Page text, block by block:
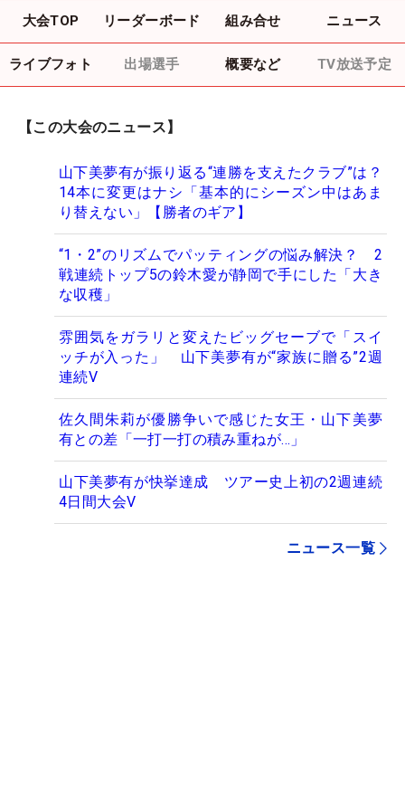
大会TOP リーダーボード 組み合せ ニュース
ライブフォト 出場選手 概要など TV放送予定
【この大会のニュース】
山下美夢有が振り返る“連勝を支えたクラブ”は？
14本に変更はナシ「基本的にシーズン中はあま
り替えない」【勝者のギア】
“1・2”のリズムでパッティングの悩み解決？ 2
戦連続トップ5の鈴木愛が静岡で手にした「大き
な収穫」
雰囲気をガラリと変えたビッグセーブで「スイ
ッチが入った」 山下美夢有が“家族に贈る”2週
連続V
佐久間朱莉が優勝争いで感じた女王・山下美夢
有との差「一打一打の積み重ねが…」
山下美夢有が快挙達成 ツアー史上初の2週連続
4日間大会V
ニュース一覧